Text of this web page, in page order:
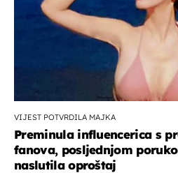
VIJEST POTVRDILA MAJKA
Preminula influencerica s
fanova, posljednjom
naslutila oproštaj